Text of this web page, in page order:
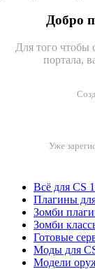
Добро
Для того чтобы
портала,
Уже
Всё для CS
Плагины
Зомби
Зомби
Готовые
Моды для
Модели